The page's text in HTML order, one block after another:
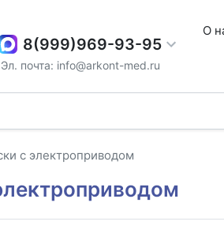
8(999)969-93-95
Эл. почта: info@arkont-med.ru
О
с электроприводом